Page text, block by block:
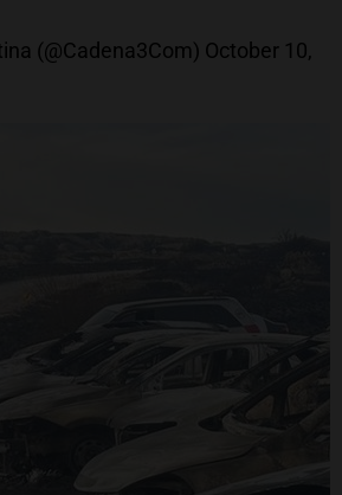
(@Cadena3Com) October 10,